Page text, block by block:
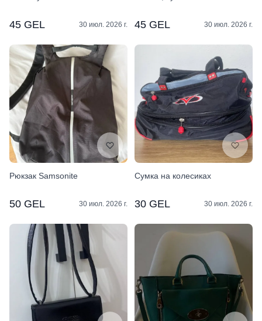
45 GEL 30 июл. 2026 г. 45 GEL 30 июл. 2026 г.
Рюкзак Samsonite
50 GEL 30 июл. 2026 г.
Сумка на колесиках
30 GEL 30 июл. 2026 г.